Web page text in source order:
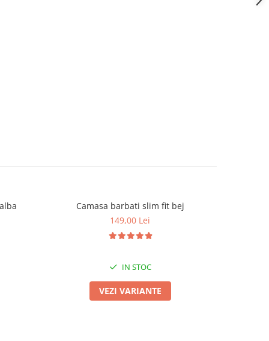
Camasa barbati slim fit bej
149,00 Lei
IN STOC
VEZI VARIANTE